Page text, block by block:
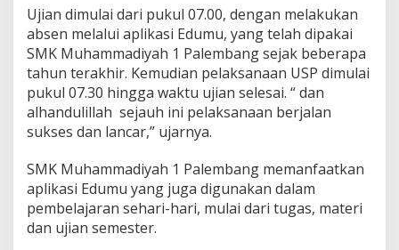
Ujian dimulai dari pukul 07.00, dengan melakukan
absen melalui aplikasi Edumu, yang telah dipakai
SMK Muhammadiyah 1 Palembang sejak beberapa
tahun terakhir. Kemudian pelaksanaan USP dimulai
pukul 07.30 hingga waktu ujian selesai. “ dan
alhandulillah sejauh ini pelaksanaan berjalan
sukses dan lancar,” ujarnya.
SMK Muhammadiyah 1 Palembang memanfaatkan
aplikasi Edumu yang juga digunakan dalam
pembelajaran sehari-hari, mulai dari tugas, materi
dan ujian semester.